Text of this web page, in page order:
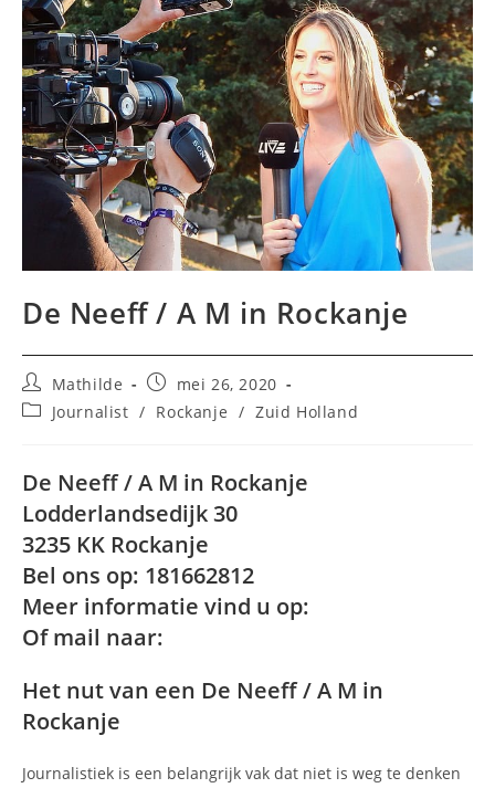
De Neeff / A M in Rockanje
Bericht
auteur:
Mathilde
Bericht
gepubliceerd
op:
mei 26, 2020
Berichtcategorie:
Journalist / Rockanje / Zuid Holland
De Neeff / A M in Rockanje
Lodderlandsedijk 30
3235 KK Rockanje
Bel ons op: 181662812
Meer informatie vind u op:
Of mail naar:
Het nut van een De Neeff / A M in
Rockanje
Journalistiek is een belangrijk vak dat niet is weg te denken